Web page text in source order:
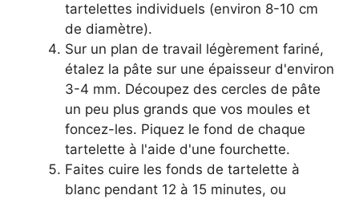
tartelettes individuels (environ 8-10 cm
de diamètre).
Sur un plan de travail légèrement fariné,
étalez la pâte sur une épaisseur d'environ
3-4 mm. Découpez des cercles de pâte
un peu plus grands que vos moules et
foncez-les. Piquez le fond de chaque
tartelette à l'aide d'une fourchette.
Faites cuire les fonds de tartelette à
blanc pendant 12 à 15 minutes, ou